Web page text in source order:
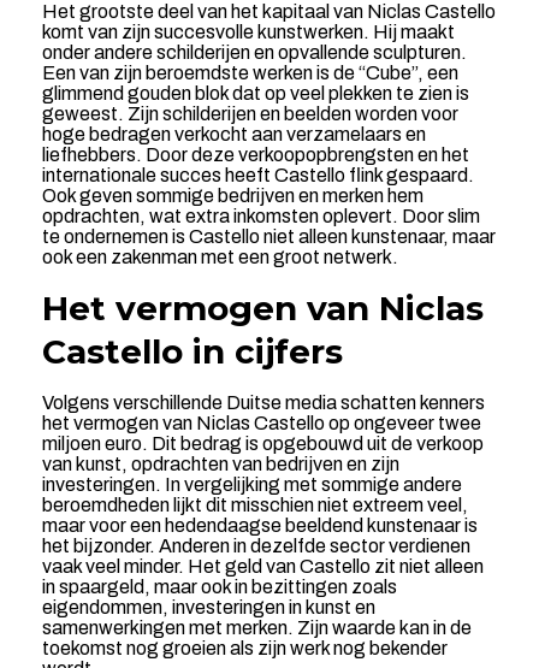
Het grootste deel van het kapitaal van Niclas Castello
komt van zijn succesvolle kunstwerken. Hij maakt
onder andere schilderijen en opvallende sculpturen.
Een van zijn beroemdste werken is de “Cube”, een
glimmend gouden blok dat op veel plekken te zien is
geweest. Zijn schilderijen en beelden worden voor
hoge bedragen verkocht aan verzamelaars en
liefhebbers. Door deze verkoopopbrengsten en het
internationale succes heeft Castello flink gespaard.
Ook geven sommige bedrijven en merken hem
opdrachten, wat extra inkomsten oplevert. Door slim
te ondernemen is Castello niet alleen kunstenaar, maar
ook een zakenman met een groot netwerk.
Het vermogen van Niclas
Castello in cijfers
Volgens verschillende Duitse media schatten kenners
het vermogen van Niclas Castello op ongeveer twee
miljoen euro. Dit bedrag is opgebouwd uit de verkoop
van kunst, opdrachten van bedrijven en zijn
investeringen. In vergelijking met sommige andere
beroemdheden lijkt dit misschien niet extreem veel,
maar voor een hedendaagse beeldend kunstenaar is
het bijzonder. Anderen in dezelfde sector verdienen
vaak veel minder. Het geld van Castello zit niet alleen
in spaargeld, maar ook in bezittingen zoals
eigendommen, investeringen in kunst en
samenwerkingen met merken. Zijn waarde kan in de
toekomst nog groeien als zijn werk nog bekender